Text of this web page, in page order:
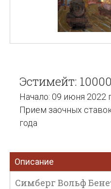
Эстимейт:
Начало: 09 июня 2022
Прием заочных
года
Описание
Симберг Вольф